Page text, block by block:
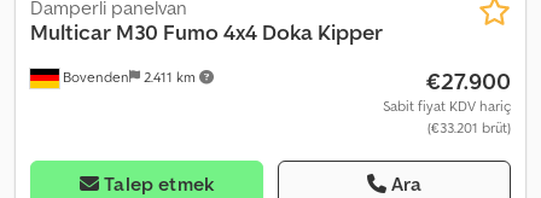
Bovenden 2.411 km
Damperli panelvan
Multicar M30 Fumo 4x4 Doka Kipper
€27.900
Sabit fiyat KDV hariç
(€33.201 brüt)
Talep etmek Ara